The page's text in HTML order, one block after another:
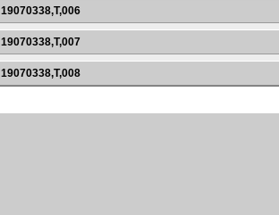
19070338,T,006
19070338,T,007
19070338,T,008